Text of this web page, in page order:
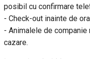
posibil cu confirmare
- Check-out inainte de
- Animalele de
cazare.